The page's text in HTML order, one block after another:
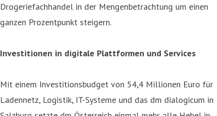
Drogeriefachhandel in der Mengenbetrachtung um einen
ganzen Prozentpunkt steigern.
Investitionen in digitale Plattformen und Services
Mit einem Investitionsbudget von 54,4 Millionen Euro für
Ladennetz, Logistik, IT-Systeme und das dm dialogicum in